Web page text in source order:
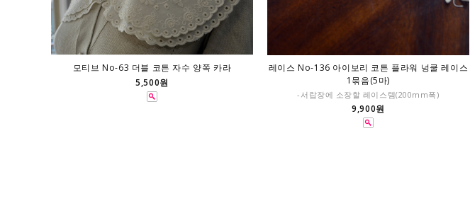
모티브 No-63 더블 코튼 자수 양쪽 카라
5,500원
레이스 No-136 아이보리 코튼 플라워 넝쿨 레이스
1묶음(5마)
-서랍장에 소장할 레이스템(200mm폭)
9,900원